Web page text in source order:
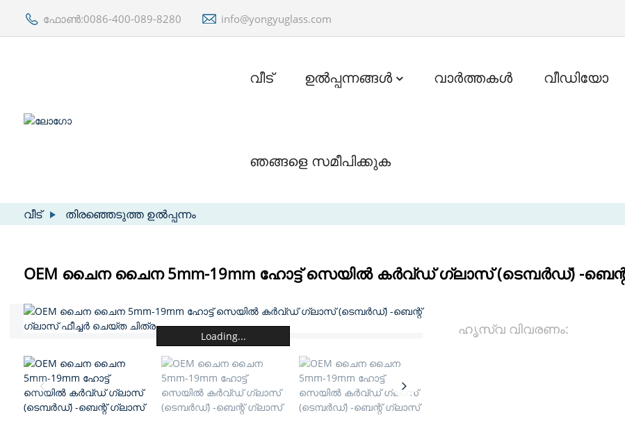
ഫോൺ:0086-400-089-8280 info@yongyuglass.com
വീട് ഉൽപ്പന്നങ്ങൾ വാർത്തകൾ വീഡിയോ
ഞങ്ങളെ സമീപിക്കുക
വീട് തിരഞ്ഞെടുത്ത ഉൽപ്പന്നം
OEM ചൈന ചൈന 5mm-19mm ഹോട്ട് സെയിൽ കർവ്ഡ് ഗ്ലാസ് (ടെമ്പർഡ്) -
Loading... ഹൃസ്വ വിവരണം: